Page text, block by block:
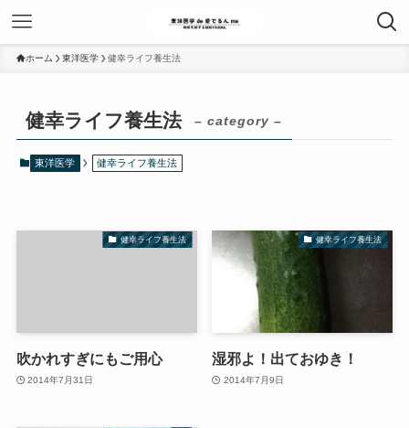
ホーム 東洋医学 健幸ライフ養生法
健幸ライフ養生法 – category –
東洋医学 健幸ライフ養生法
健幸ライフ養生法
吹かれすぎにもご用心
2014年7月31日
健幸ライフ養生法
湿邪よ！出ておゆき！
2014年7月9日